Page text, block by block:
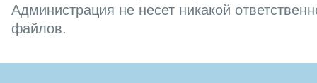
Администрация не несет никакой
файлов.